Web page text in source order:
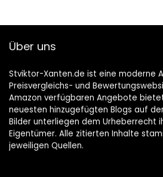
Über uns
Stviktor-Xanten.de ist eine moderne
Preisvergleichs- und
Amazon verfügbaren Angebote
neuesten hinzugefügten Blogs auf
Bilder unterliegen dem Urheberrecht
Eigentümer. Alle zitierten Inhalte
jeweiligen Quellen.